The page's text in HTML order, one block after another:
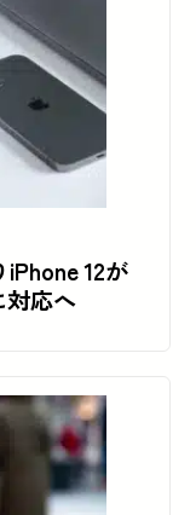
12が
対応へ